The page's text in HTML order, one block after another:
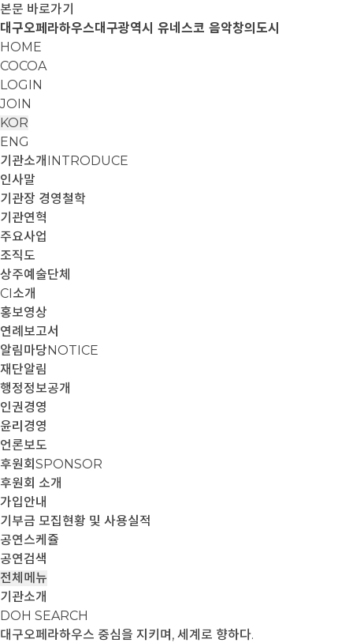
본문 바로가기
대구오페라하우스대구광역시 유네스코 음악창의도시
HOME
COCOA
LOGIN
JOIN
KOR
ENG
기관소개 INTRODUCE
인사말
기관장 경영철학
기관연혁
주요사업
조직도
상주예술단체
CI소개
홍보영상
연례보고서
알림마당NOTICE
재단알림
행정정보공개
인권경영
윤리경영
언론보도
후원회 SPONSOR
후원회 소개
가입안내
기부금 모집현황 및 사용실적
공연스케쥴
공연검색
전체메뉴
기관소개
DOH SEARCH
대구오페라하우스 중심을 지키며, 세계로 향하다.